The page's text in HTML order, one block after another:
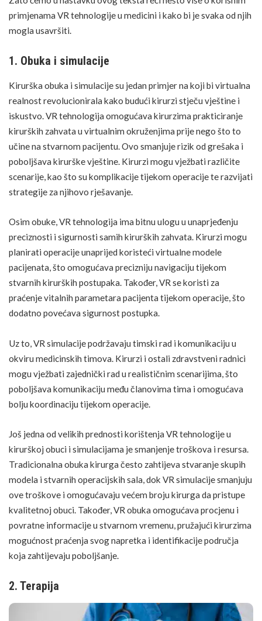
FOTO: SHUTTERSTOCK
primjenama VR tehnologije u medicini i kako bi je svaka od njih
mogla usavršiti.
1. Obuka i simulacije
Kirurška obuka i simulacije su jedan primjer na koji bi virtualna
realnost revolucionirala kako budući kirurzi stječu vještine i
iskustvo. VR tehnologija omogućava kirurzima prakticiranje
kirurških zahvata u virtualnim okruženjima prije nego što to
učine na stvarnom pacijentu. Ovo smanjuje rizik od grešaka i
poboljšava kirurške vještine. Kirurzi mogu vježbati različite
scenarije, kao što su komplikacije tijekom operacije te razvijati
strategije za njihovo rješavanje.
Osim obuke, VR tehnologija ima bitnu ulogu u unaprjeđenju
preciznosti i sigurnosti samih kirurških zahvata. Kirurzi mogu
planirati operacije unaprijed koristeći virtualne modele
pacijenata, što omogućava precizniju navigaciju tijekom
stvarnih kirurških postupaka. Također, VR se koristi za
praćenje vitalnih parametara pacijenta tijekom operacije, što
dodatno povećava sigurnost postupka.
Uz to, VR simulacije podržavaju timski rad i komunikaciju u
okviru medicinskih timova. Kirurzi i ostali zdravstveni radnici
mogu vježbati zajednički rad u realističnim scenarijima, što
poboljšava komunikaciju među članovima tima i omogućava
bolju koordinaciju tijekom operacije.
Još jedna od velikih prednosti korištenja VR tehnologije u
kirurškoj obuci i simulacijama je smanjenje troškova i resursa.
Tradicionalna obuka kirurga često zahtijeva stvaranje skupih
modela i stvarnih operacijskih sala, dok VR simulacije smanjuju
ove troškove i omogućavaju većem broju kirurga da pristupe
kvalitetnoj obuci. Također, VR obuka omogućava procjenu i
povratne informacije u stvarnom vremenu, pružajući kirurzima
mogućnost praćenja svog napretka i identifikacije područja
koja zahtijevaju poboljšanje.
2. Terapija